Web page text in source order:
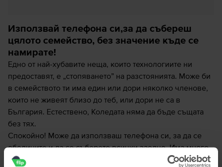
Използвай телефона си,за да събереш
цялото семейство, без значение къде се
намирате!
Едно от най-хубавите неща, които технологиите ни
предоставят, е „стопяването” на разстоянията. Може би
в семейството ти има един или дори няколко членове,
които не живеят близо до теб, или дори не са в
България. Естествено, Коледата няма да бъде същата
без тях.
Спокойно! Може да използваш телефона си, за да се
обедините и да се съберете всички заедно. Има много
приложения, към които може да се обърнеш за помощ,